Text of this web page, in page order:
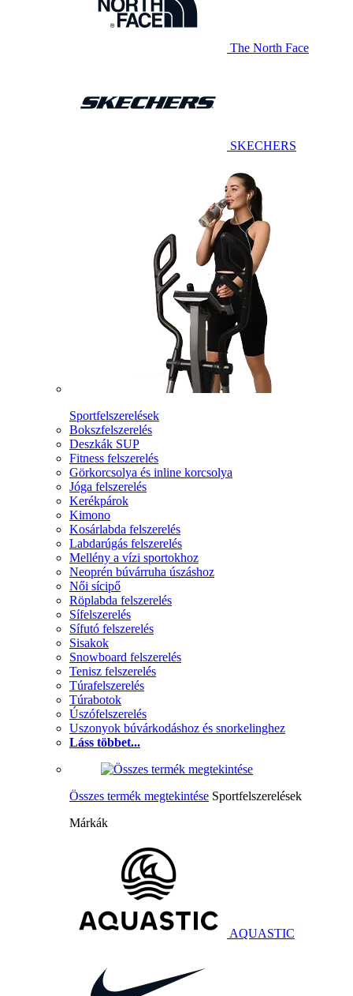
The North Face
SKECHERS
Sportfelszerelések
Bokszfelszerelés
Deszkák SUP
Fitness felszerelés
Görkorcsolya és inline korcsolya
Jóga felszerelés
Kerékpárok
Kimono
Kosárlabda felszerelés
Labdarúgás felszerelés
Mellény a vízi sportokhoz
Neoprén búvárruha úszáshoz
Női sícipő
Röplabda felszerelés
Sífelszerelés
Sífutó felszerelés
Sisakok
Snowboard felszerelés
Tenisz felszerelés
Túrafelszerelés
Túrabotok
Úszófelszerelés
Uszonyok búvárkodáshoz és snorkelinghez
Láss többet...
Összes termék megtekintése Sportfelszerelések
Márkák
AQUASTIC